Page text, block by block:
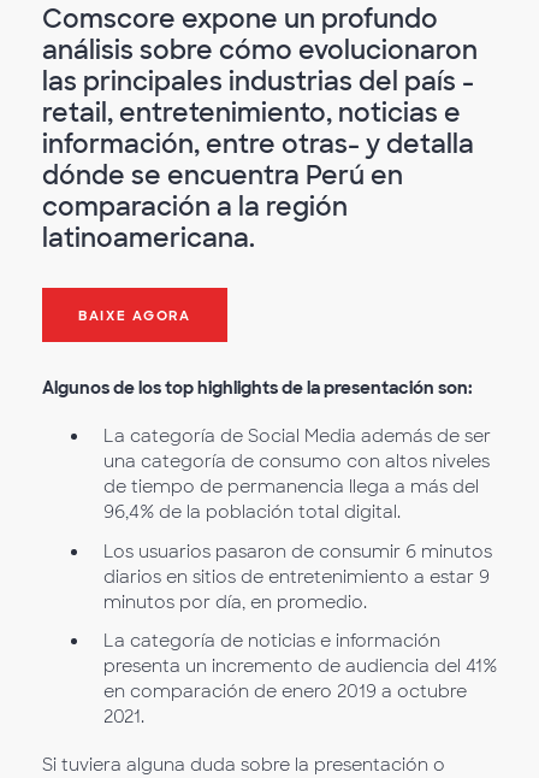
Comscore expone un profundo
análisis sobre cómo evolucionaron
las principales industrias del país -
retail, entretenimiento, noticias e
información, entre otras- y detalla
dónde se encuentra Perú en
comparación a la región
latinoamericana.
BAIXE AGORA
Algunos de los top highlights de la presentación son:
La categoría de Social Media además de ser
una categoría de consumo con altos niveles
de tiempo de permanencia llega a más del
96,4% de la población total digital.
Los usuarios pasaron de consumir 6 minutos
diarios en sitios de entretenimiento a estar 9
minutos por día, en promedio.
La categoría de noticias e información
presenta un incremento de audiencia del 41%
en comparación de enero 2019 a octubre
2021.
Si tuviera alguna duda sobre la presentación o